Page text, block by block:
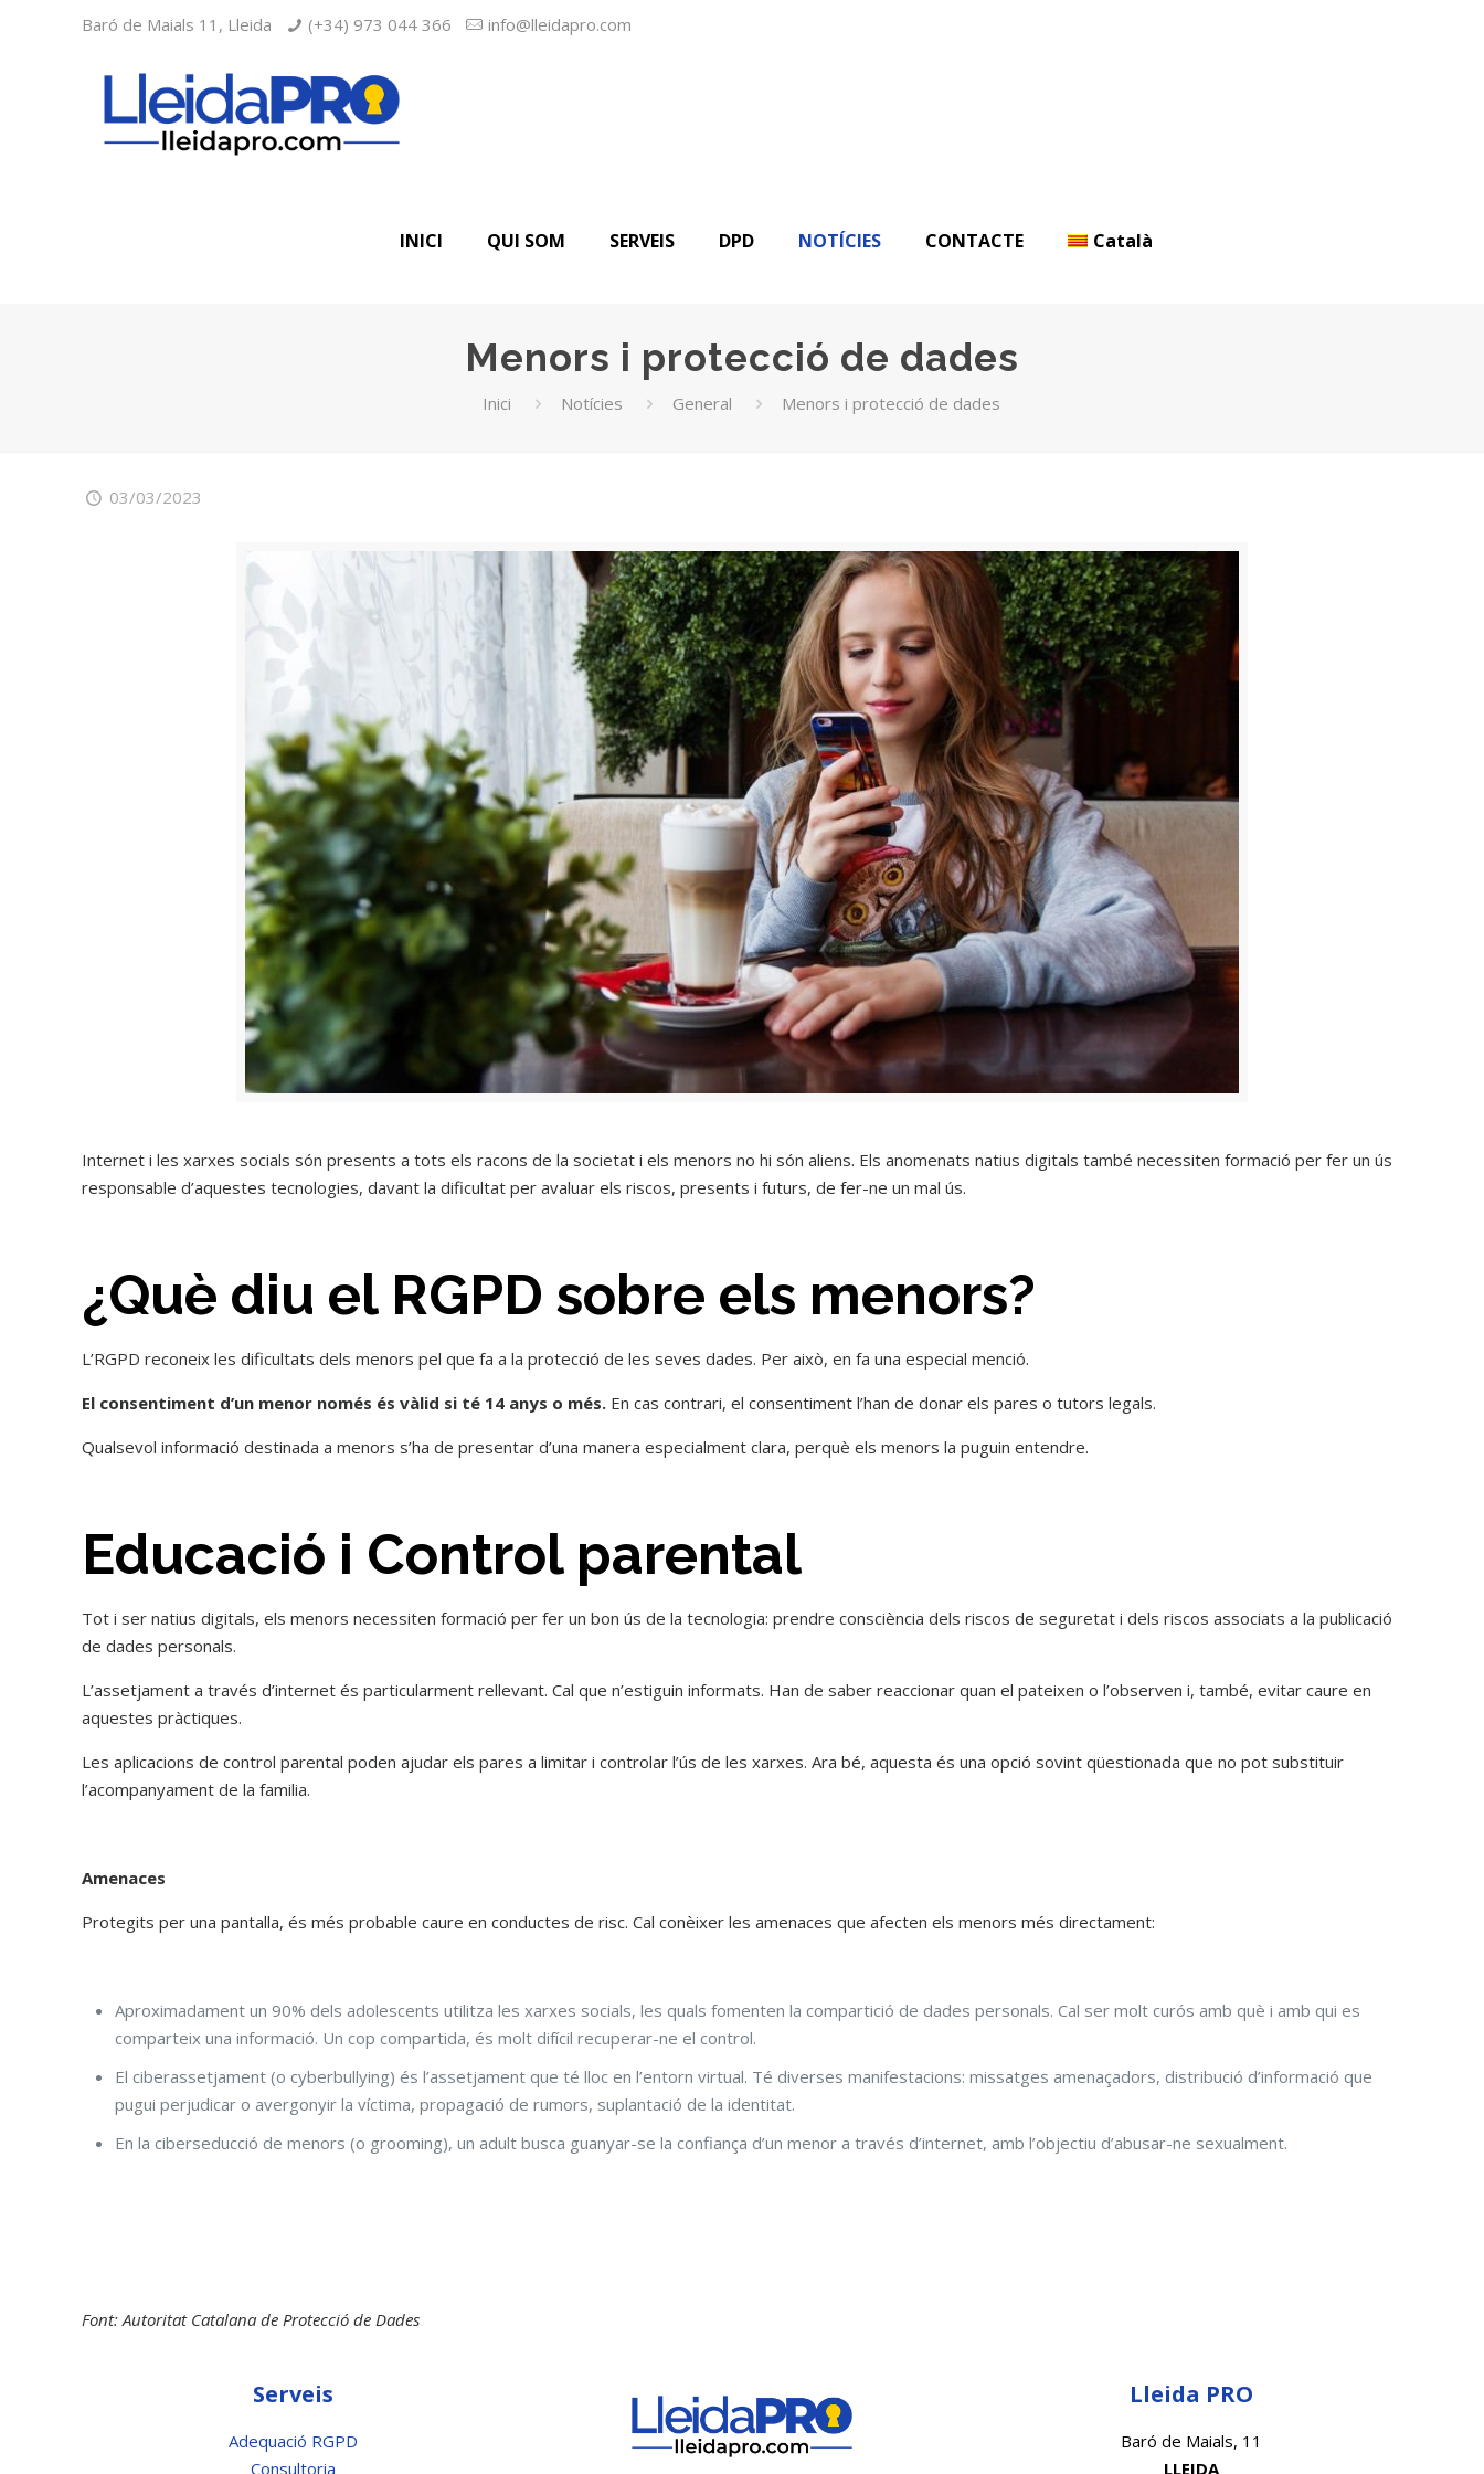
Baró de Maials 11, Lleida (+34) 973 044 366 info@lleidapro.com
INICI QUI SOM SERVEIS DPD NOTÍCIES CONTACTE Català
Menors i protecció de dades
Inici Notícies General Menors i protecció de dades
03/03/2023
Internet i les xarxes socials són presents a tots els racons de la societat i els menors no hi són aliens. Els anomenats natius digitals també necessiten formació per fer un ús
responsable d’aquestes tecnologies, davant la dificultat per avaluar els riscos, presents i futurs, de fer-ne un mal ús.
¿Què diu el RGPD sobre els menors?
L’RGPD reconeix les dificultats dels menors pel que fa a la protecció de les seves dades. Per això, en fa una especial menció.
El consentiment d’un menor només és vàlid si té 14 anys o més. En cas contrari, el consentiment l’han de donar els pares o tutors legals.
Qualsevol informació destinada a menors s’ha de presentar d’una manera especialment clara, perquè els menors la puguin entendre.
Educació i Control parental
Tot i ser natius digitals, els menors necessiten formació per fer un bon ús de la tecnologia: prendre consciència dels riscos de seguretat i dels riscos associats a la publicació
de dades personals.
L’assetjament a través d’internet és particularment rellevant. Cal que n’estiguin informats. Han de saber reaccionar quan el pateixen o l’observen i, també, evitar caure en
aquestes pràctiques.
Les aplicacions de control parental poden ajudar els pares a limitar i controlar l’ús de les xarxes. Ara bé, aquesta és una opció sovint qüestionada que no pot substituir
l’acompanyament de la familia.
Amenaces
Protegits per una pantalla, és més probable caure en conductes de risc. Cal conèixer les amenaces que afecten els menors més directament:
Aproximadament un 90% dels adolescents utilitza les xarxes socials, les quals fomenten la compartició de dades personals. Cal ser molt curós amb què i amb qui es
comparteix una informació. Un cop compartida, és molt difícil recuperar-ne el control.
El ciberassetjament (o cyberbullying) és l’assetjament que té lloc en l’entorn virtual. Té diverses manifestacions: missatges amenaçadors, distribució d’informació que
pugui perjudicar o avergonyir la víctima, propagació de rumors, suplantació de la identitat.
En la ciberseducció de menors (o grooming), un adult busca guanyar-se la confiança d’un menor a través d’internet, amb l’objectiu d’abusar-ne sexualment.
Font: Autoritat Catalana de Protecció de Dades
Serveis
Adequació RGPD
Consultoria
Lleida PRO
Baró de Maials, 11
LLEIDA